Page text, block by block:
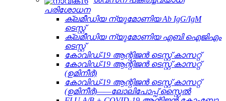
പരിശോധന
ക്ലമീഡിയ ന്യുമോണിയ Ab IgG/IgM
ടെസ്റ്റ്
ക്ലമീഡിയ ന്യുമോണിയ എബി ഐജിഎം
ടെസ്റ്റ്
കോവിഡ്-19 ആന്റിജൻ ടെസ്റ്റ് കാസറ്റ്
കോവിഡ്-19 ആന്റിജൻ ടെസ്റ്റ് കാസറ്റ്
(ഉമിനീർ)
കോവിഡ്-19 ആന്റിജൻ ടെസ്റ്റ് കാസറ്റ്
(ഉമിനീർ)——ലോലിപോപ്പ് സ്റ്റൈൽ